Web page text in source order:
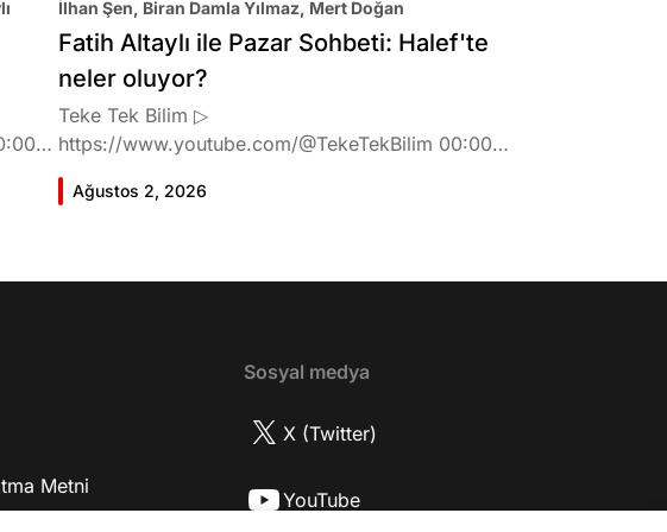
İlhan Şen, Biran Damla Yılmaz, Mert Doğan
Fatih Altaylı ile Pazar Sohbeti: Halef'te
neler oluyor?
Teke Tek Bilim ▷
https://www.youtube.com/@TekeTekBilim 00:00
Giriş 02:46 Biran Damla Yılmaz dizi teklifi
geldiğinde neler hissetti? 05:41 Oynadığı role nasıl
neler kattı? 17:52 İlhan Şen, ayakkabı eleştirisinden
mi? 22:22 Biran Damla Yılmaz nereli, nasıl bir
etkiliyor mu? 30:18 Mert Doğan'ın oyunculuk
serüveni nasıl başladı? 35:47 Aziz Yıldırım
mühendis olduğu için mühendisliği seçtiği doğru
Ağustos 2, 2026
Metni
Sosyal medya
X (Twitter)
YouTube